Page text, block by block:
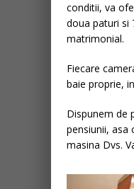
conditii, va
doua paturi si
matrimonial.
Fiecare
baie proprie,
Dispunem de
pensiunii, asa
masina Dvs.